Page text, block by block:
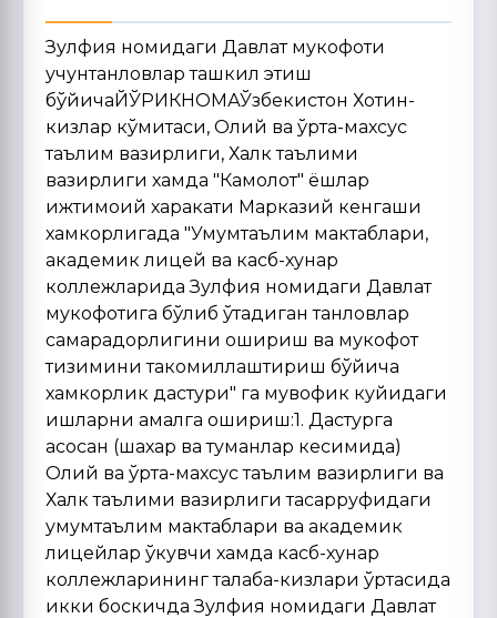
Зулфия номидаги Давлат мукофоти
учунтанловлар ташкил этиш
бўйичаЙЎРИКНОМАЎзбекистон Хотин-
кизлар кўмитаси, Олий ва ўрта-махсус
таълим вазирлиги, Халк таълими
вазирлиги хамда "Камолот" ёшлар
ижтимоий харакати Марказий кенгаши
хамкорлигада "Умумтаълим мактаблари,
академик лицей ва касб-хунар
коллежларида Зулфия номидаги Давлат
мукофотига бўлиб ўтадиган танловлар
самарадорлигини ошириш ва мукофот
тизимини такомиллаштириш бўйича
хамкорлик дастури" га мувофик куйидаги
ишларни амалга ошириш:1. Дастурга
асосан (шахар ва туманлар кесимида)
Олий ва ўрта-махсус таълим вазирлиги ва
Халк таълими вазирлиги тасарруфидаги
умумтаълим мактаблари ва академик
лицейлар ўкувчи хамда касб-хунар
коллежларининг талаба-кизлари ўртасида
икки боскичда Зулфия номидаги Давлат